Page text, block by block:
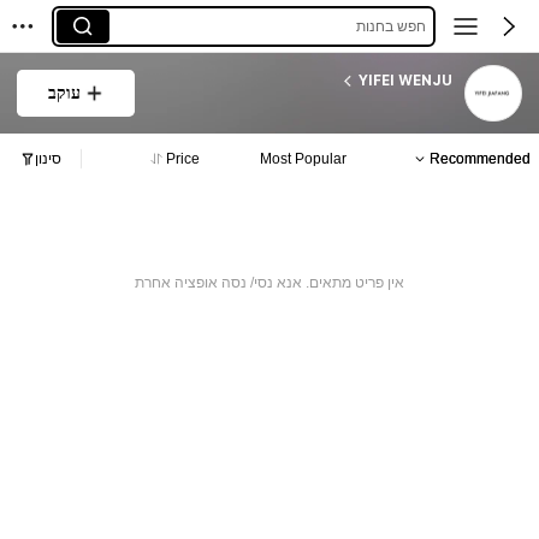
חפש בחנות
YIFEI WENJU
עוקב
Recommended
Most Popular
Price סינון
אין פריט מתאים. אנא נסי/ נסה אופציה אחרת